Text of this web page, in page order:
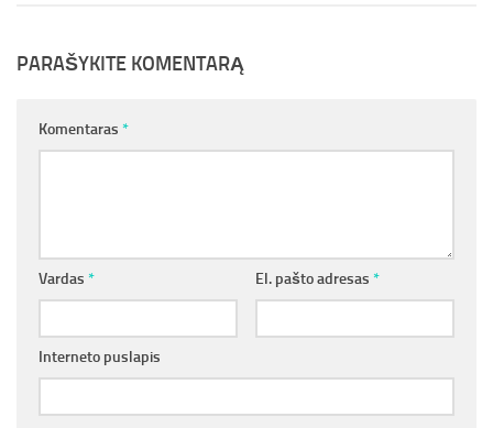
PARAŠYKITE KOMENTARĄ
Komentaras *
Vardas * El. pašto adresas *
Interneto puslapis